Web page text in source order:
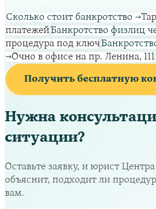
Сколько стоит банкротство →
платежейБанкротство физлиц
процедура под ключ
→Очно в офисе на пр. Ленина, 111
Получить бесплатную
Нужна
ситуации?
Оставьте заявку, и юрист
объяснит, подходит ли
вам.